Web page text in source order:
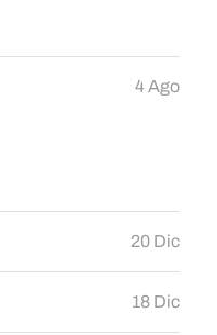
4 Ago
20 Dic
18 Dic